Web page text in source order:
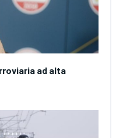
ad alta